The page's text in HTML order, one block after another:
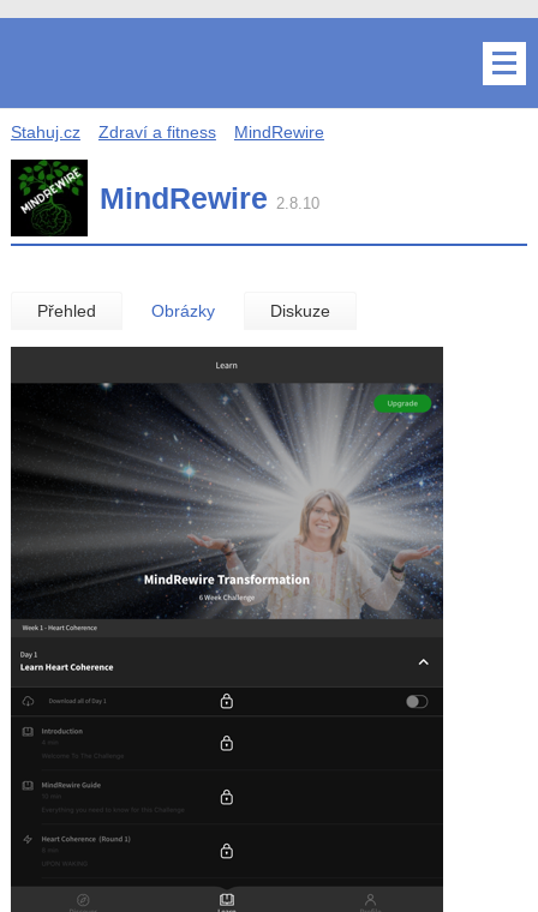
Stahuj.cz Zdraví a fitness MindRewire
MindRewire 2.8.10
Přehled Obrázky Diskuze